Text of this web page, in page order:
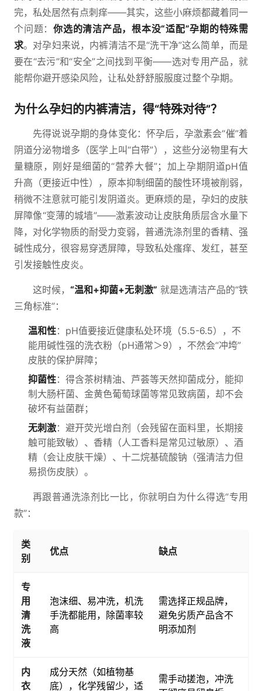
完，私处居然有点刺痒——其实，这些小麻烦都藏着同一
个问题： 你选的清洁产品，根本没“适配”孕期的特殊需
求。对孕妇来说，内裤清洁不是“洗干净”这么简单，而是
要在“去污”和“安全”之间找到平衡——选对专用产品，就
能帮你避开感染风险，让私处舒舒服服度过整个孕期。
为什么孕妇的内裤清洁，得“特殊对待”？
先得说说孕期的身体变化：怀孕后，孕激素会“催”着
阴道分泌物增多（医学上叫“白带”），这些分泌物里有大
量糖原，刚好是细菌的“营养大餐”；加上孕期阴道pH值
升高（更接近中性），原本抑制细菌的酸性环境被削弱，
稍微不注意就可能引发阴道炎。更麻烦的是，孕妇的皮肤
屏障像“变薄的城墙”——激素波动让皮肤角质层含水量下
降，对化学物质的耐受力变弱，普通洗涤剂里的香精、强
碱性成分，很容易穿透屏障，导致私处瘙痒、发红，甚至
引发接触性皮炎。
这时候，“温和+抑菌+无刺激” 就是选清洁产品的“铁
三角标准”：
温和性：pH值要接近健康私处环境（5.5-6.5），不
能用碱性强的洗衣粉（pH通常＞9），不然会“冲垮”
皮肤的保护屏障；
抑菌性：得含茶树精油、芦荟等天然抑菌成分，能抑
制大肠杆菌、金黄色葡萄球菌等常见致病菌，却不会
破坏有益菌群；
无刺激：避开荧光增白剂（会残留在面料里，长期接
触可能致敏）、香精（人工香料是常见过敏原）、酒
精（会让皮肤干燥）、十二烷基硫酸钠（强清洁力但
易损伤皮肤）。
再跟普通洗涤剂比一比，你就明白为什么得选“专用
款”：
类
别
优点 缺点
专
用
清
洗
液
泡沫细、易冲洗，机洗
手洗都能用，除菌率较
高
需选择正规品牌，
避免劣质产品含不
明添加剂
内
衣
成分天然（如植物基
底），化学残留少，适
需手动搓泡，冲洗